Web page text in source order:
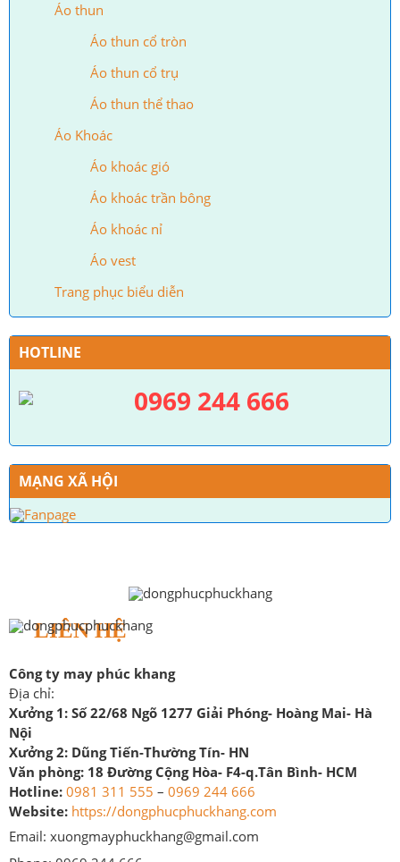
Áo thun
Áo thun cổ tròn
Áo thun cổ trụ
Áo thun thể thao
Áo Khoác
Áo khoác gió
Áo khoác trần bông
Áo khoác nỉ
Áo vest
Trang phục biểu diễn
HOTLINE
0969 244 666
MẠNG XÃ HỘI
LIÊN HỆ
Công ty may phúc khang
Địa chỉ:
Xưởng 1: Số 22/68 Ngõ 1277 Giải Phóng- Hoàng Mai- Hà
Nội
Xưởng 2: Dũng Tiến-Thường Tín- HN
Văn phòng: 18 Đường Cộng Hòa- F4-q.Tân Bình- HCM
Hotline: 0981 311 555 – 0969 244 666
Website: https://dongphucphuckhang.com
Email: xuongmayphuckhang@gmail.com